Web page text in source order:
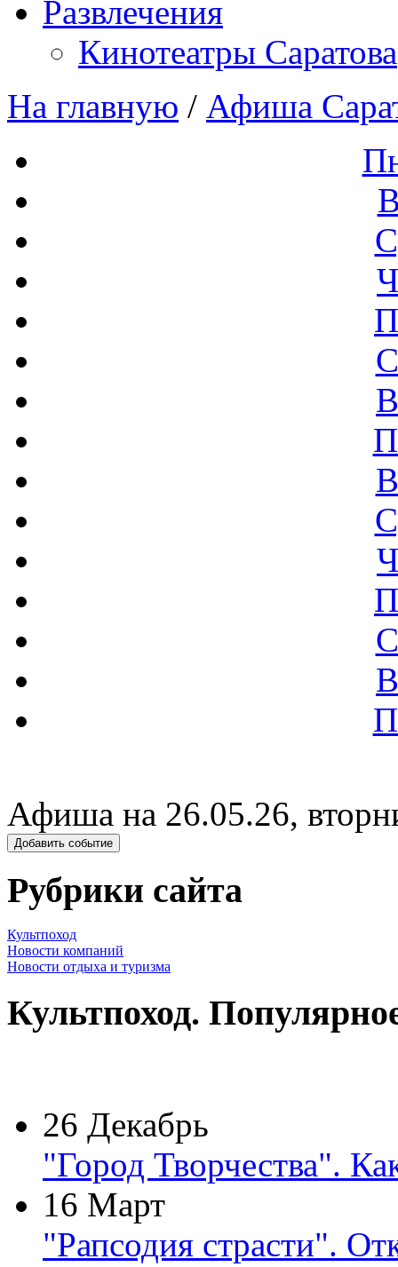
Развлечения
Кинотеатры Саратова
На главную / Афиша
Афиша на 26.05.26,
Добавить событие
Рубрики сайта
Культпоход
Новости компаний
Новости отдыха и туризма
Культпоход.
26 Декабрь
"Город Творчества".
16 Март
"Рапсодия страсти".